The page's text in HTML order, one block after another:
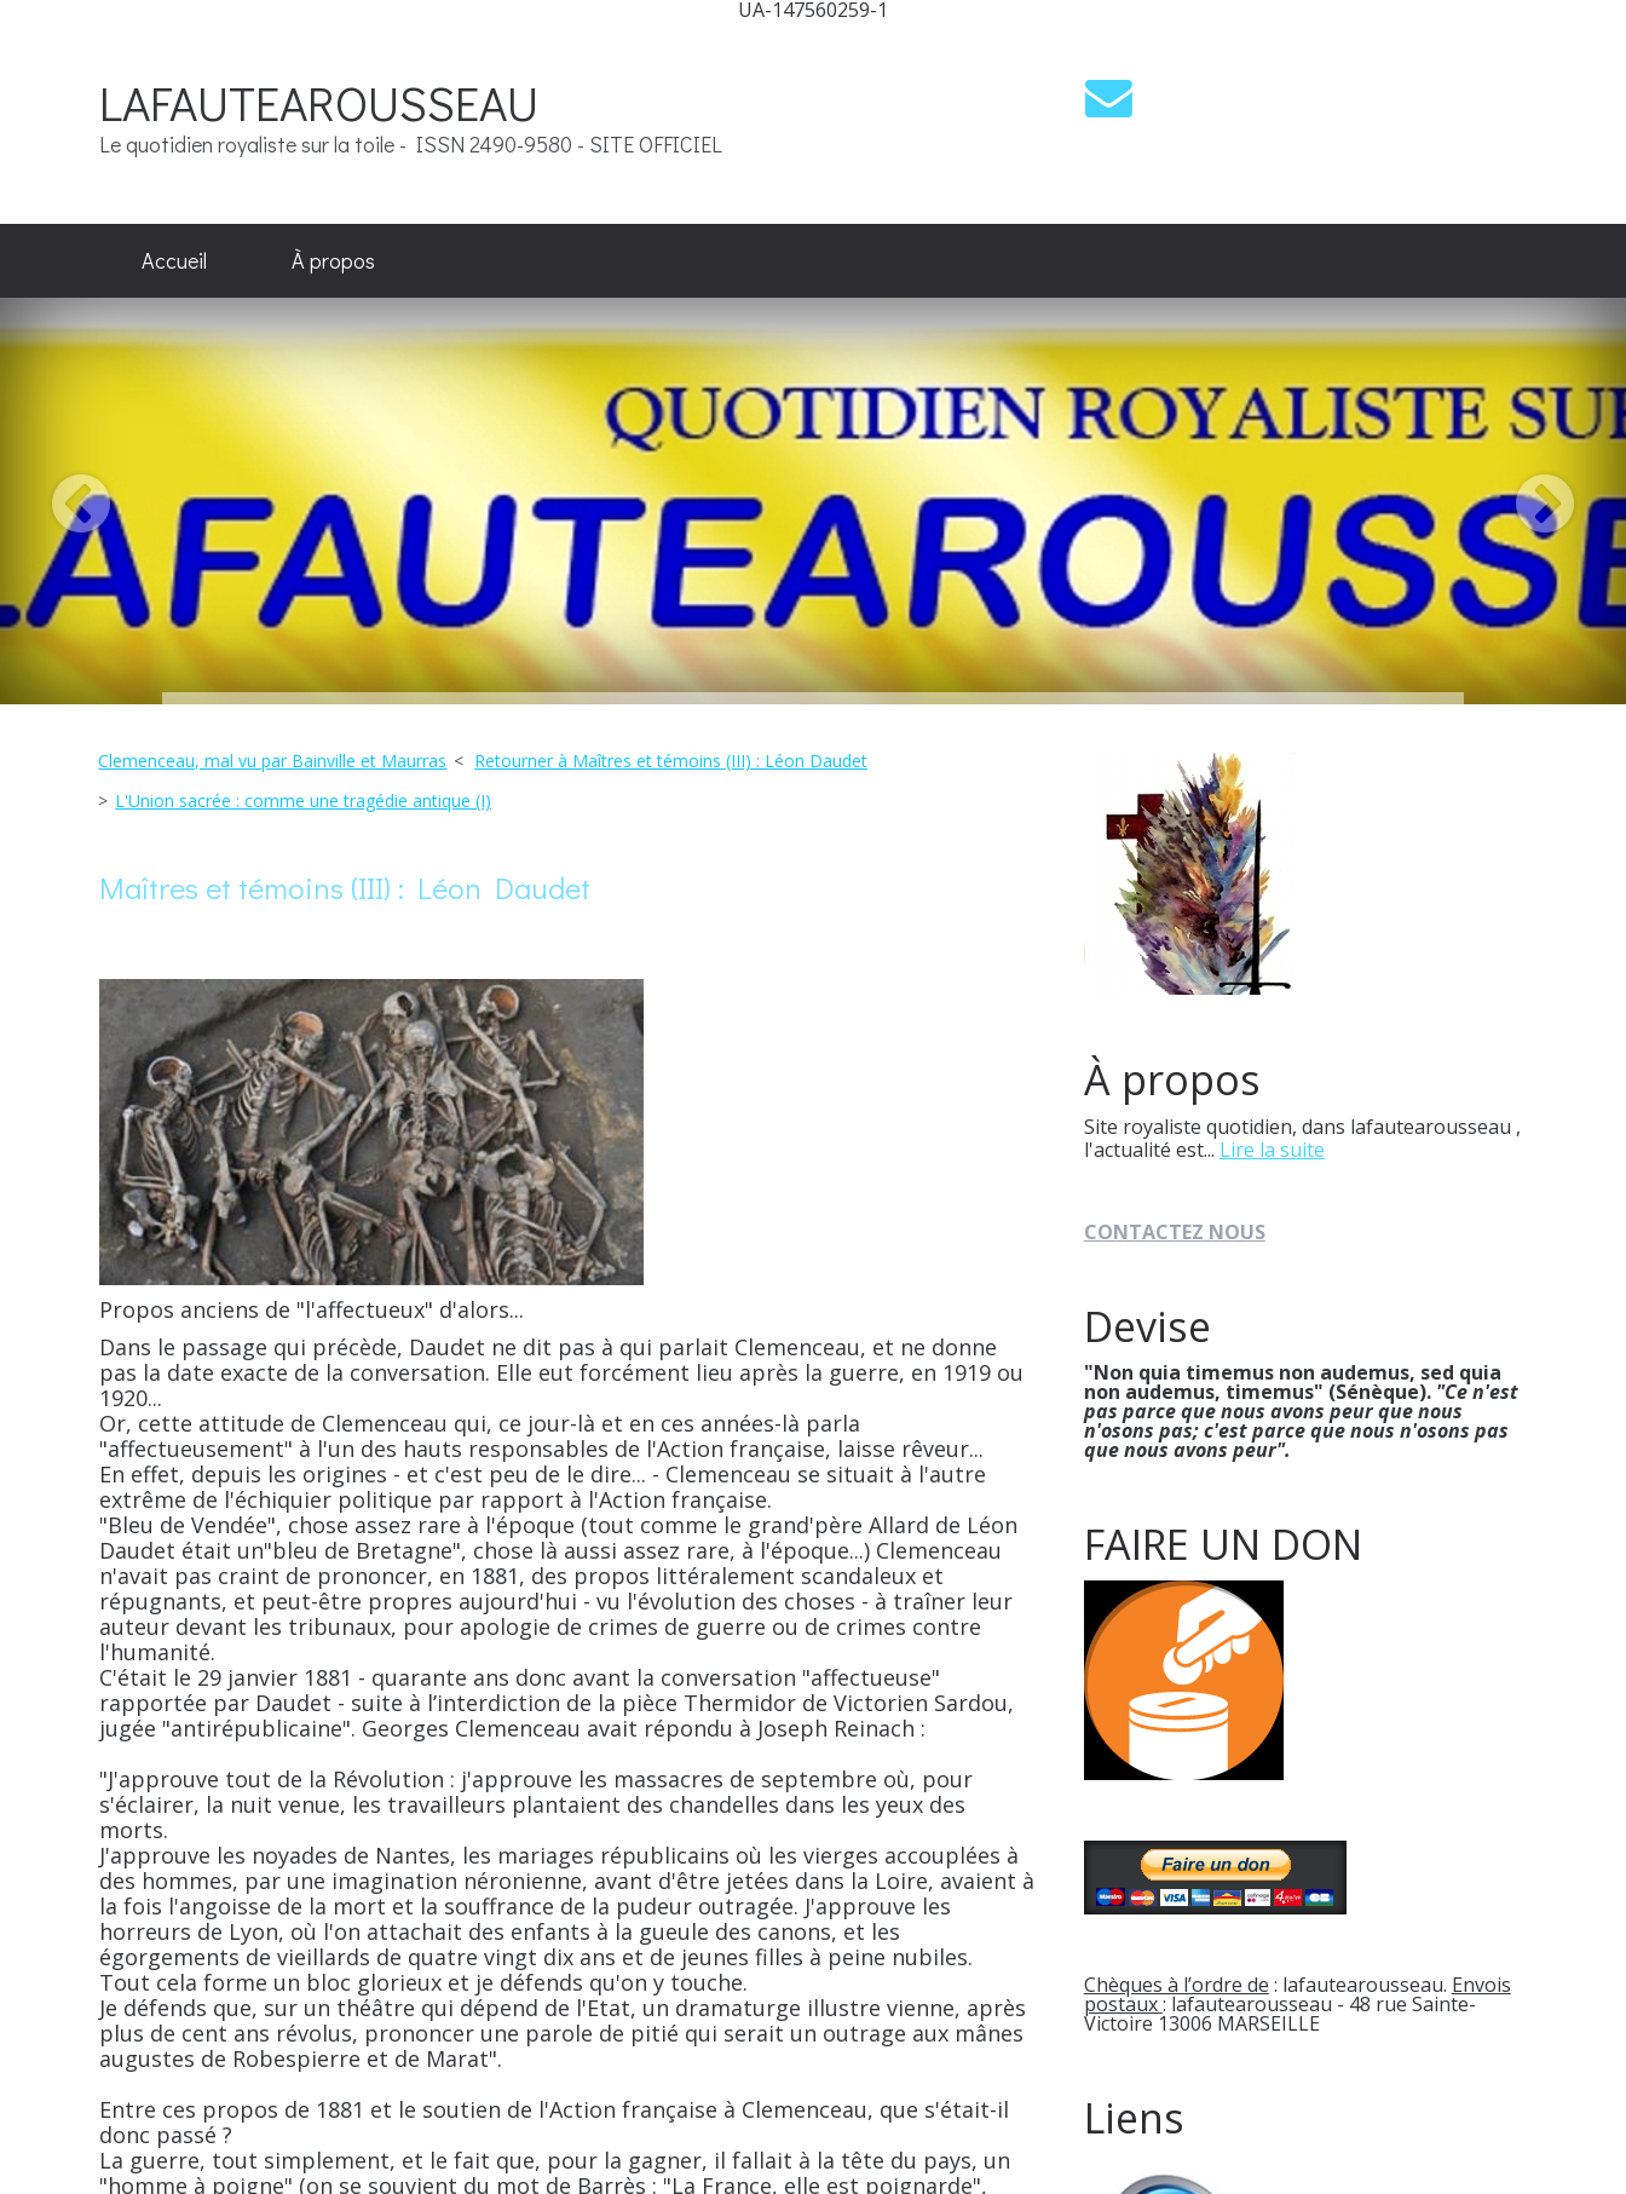
UA-147560259-1
LAFAUTEAROUSSEAU
Le quotidien royaliste sur la toile - ISSN 2490-9580 - SITE OFFICIEL
Accueil À propos
Clemenceau, mal vu par Bainville et Maurras
Retourner à Maîtres et témoins (III) : Léon Daudet
L'Union sacrée : comme une tragédie antique (I)
Maîtres et témoins (III) : Léon Daudet
Propos anciens de "l'affectueux" d'alors...
Dans le passage qui précède, Daudet ne dit pas à qui parlait Clemenceau, et ne donne
pas la date exacte de la conversation. Elle eut forcément lieu après la guerre, en 1919 ou
1920...
Or, cette attitude de Clemenceau qui, ce jour-là et en ces années-là parla
"affectueusement" à l'un des hauts responsables de l'Action française, laisse rêveur...
En effet, depuis les origines - et c'est peu de le dire... - Clemenceau se situait à l'autre
extrême de l'échiquier politique par rapport à l'Action française.
"Bleu de Vendée", chose assez rare à l'époque (tout comme le grand'père Allard de Léon
Daudet était un"bleu de Bretagne", chose là aussi assez rare, à l'époque...) Clemenceau
n'avait pas craint de prononcer, en 1881, des propos littéralement scandaleux et
répugnants, et peut-être propres aujourd'hui - vu l'évolution des choses - à traîner leur
auteur devant les tribunaux, pour apologie de crimes de guerre ou de crimes contre
l'humanité.
C'était le 29 janvier 1881 - quarante ans donc avant la conversation "affectueuse"
rapportée par Daudet - suite à l’interdiction de la pièce Thermidor de Victorien Sardou,
jugée "antirépublicaine". Georges Clemenceau avait répondu à Joseph Reinach :
"J'approuve tout de la Révolution : j'approuve les massacres de septembre où, pour
s'éclairer, la nuit venue, les travailleurs plantaient des chandelles dans les yeux des
morts.
J'approuve les noyades de Nantes, les mariages républicains où les vierges accouplées à
des hommes, par une imagination néronienne, avant d'être jetées dans la Loire, avaient à
la fois l'angoisse de la mort et la souffrance de la pudeur outragée. J'approuve les
horreurs de Lyon, où l'on attachait des enfants à la gueule des canons, et les
égorgements de vieillards de quatre vingt dix ans et de jeunes filles à peine nubiles.
Tout cela forme un bloc glorieux et je défends qu'on y touche.
Je défends que, sur un théâtre qui dépend de l'Etat, un dramaturge illustre vienne, après
plus de cent ans révolus, prononcer une parole de pitié qui serait un outrage aux mânes
augustes de Robespierre et de Marat".
Entre ces propos de 1881 et le soutien de l'Action française à Clemenceau, que s'était-il
donc passé ?
La guerre, tout simplement, et le fait que, pour la gagner, il fallait à la tête du pays, un
"homme à poigne" (on se souvient du mot de Barrès : "La France, elle est poignarde",
À propos
Site royaliste quotidien, dans lafautearousseau ,
l'actualité est... Lire la suite
CONTACTEZ NOUS
Devise
"Non quia timemus non audemus, sed quia
non audemus, timemus" (Sénèque). "Ce n'est
pas parce que nous avons peur que nous
n'osons pas; c'est parce que nous n'osons pas
que nous avons peur".
FAIRE UN DON
Chèques à l’ordre de : lafautearousseau. Envois
postaux: lafautearousseau - 48 rue Sainte-
Victoire 13006 MARSEILLE
Liens